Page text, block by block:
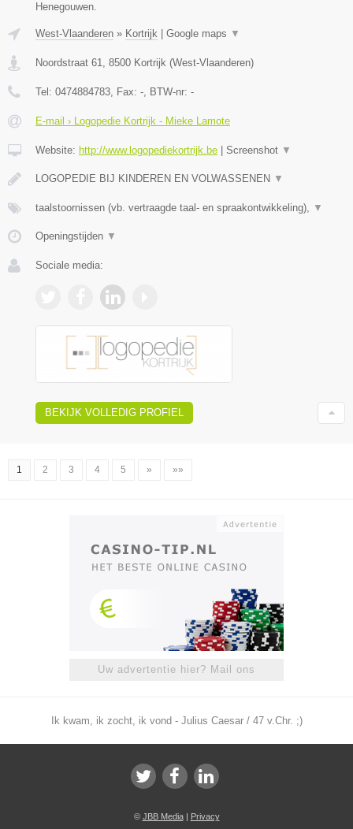
Henegouwen.
West-Vlaanderen » Kortrijk Google maps ▼
Noordstraat 61, 8500 Kortrijk (West-Vlaanderen)
Tel: 0474884783, Fax: -, BTW-nr: -
E-mail › Logopedie Kortrijk - Mieke Lamote
Website: http://www.logopediekortrijk.be Screenshot ▼
LOGOPEDIE BIJ KINDEREN EN VOLWASSENEN ▼
taalstoornissen (vb. vertraagde taal- en spraakontwikkeling), ▼
Openingstijden ▼
Sociale media:
BEKIJK VOLLEDIG PROFIEL
1 2 3 4 5 » »»
Uw advertentie hier? Mail ons
Ik kwam, ik zocht, ik vond - Julius Caesar / 47 v.Chr. ;)
© JBB Media| Privacy